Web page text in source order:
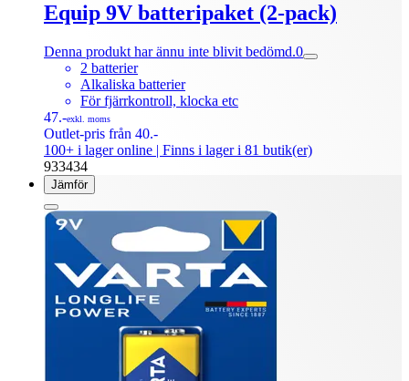
Equip 9V batteripaket (2-pack)
Denna produkt har ännu inte blivit bedömd.0
2 batterier
Alkaliska batterier
För fjärrkontroll, klocka etc
47.-exkl. moms
Outlet-pris från 40.-
100+ i lager online | Finns i lager i 81 butik(er)
933434
Jämför